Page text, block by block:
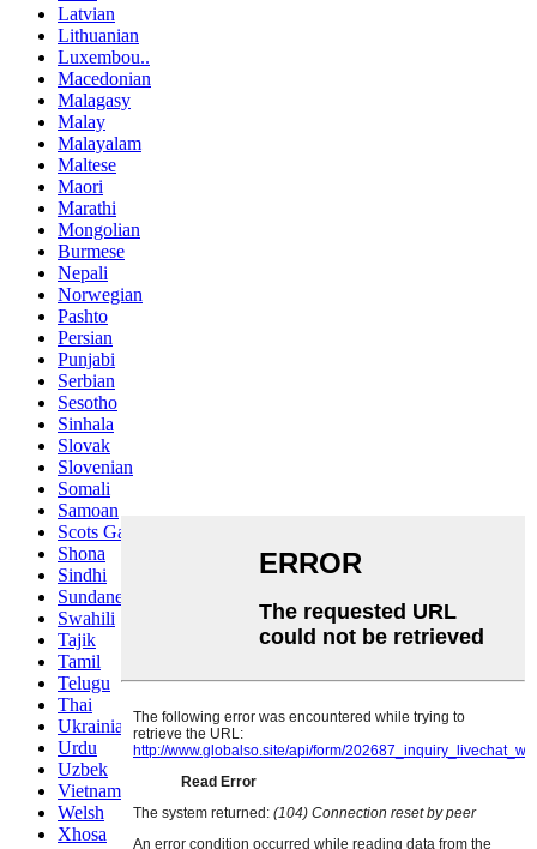
Latvian
Lithuanian
Luxembou..
Macedonian
Malagasy
Malay
Malayalam
Maltese
Maori
Marathi
Mongolian
Burmese
Nepali
Norwegian
Pashto
Persian
Punjabi
Serbian
Sesotho
Sinhala
Slovak
Slovenian
Somali
Samoan
Scots Gaelic
Shona
Sindhi
Sundanese
Swahili
Tajik
Tamil
Telugu
Thai
Ukrainian
Urdu
Uzbek
Vietnamese
Welsh
Xhosa